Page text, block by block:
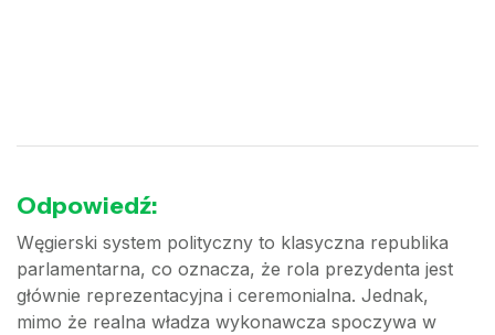
Odpowiedź:
Węgierski system polityczny to klasyczna republika
parlamentarna, co oznacza, że rola prezydenta jest
głównie reprezentacyjna i ceremonialna. Jednak,
mimo że realna władza wykonawcza spoczywa w